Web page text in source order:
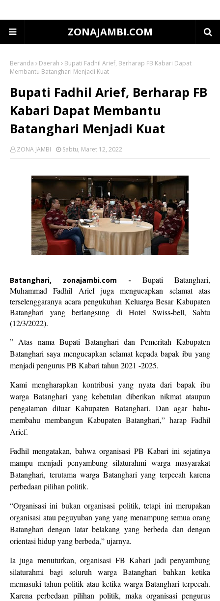
ZONAJAMBI.COM
Beranda Daerah
Bupati Fadhil Arief, Berharap FB Kabari Dapat
Membantu Batanghari Menjadi Kuat
Bupati Fadhil Arief, Berharap FB
Kabari Dapat Membantu
Batanghari Menjadi Kuat
ZONA JAMBI Sabtu, Maret 12, 2022
Batanghari, zonajambi.com - Bupati Batanghari,
Muhammad Fadhil Arief juga mengucapkan selamat atas
terselenggaranya acara pengukuhan Keluarga Besar Kabupaten
Batanghari yang berlangsung di Hotel Swiss-bell, Sabtu
(12/3/2022).
” Atas nama Bupati Batanghari dan Pemeritah Kabupaten
Batanghari saya mengucapkan selamat kepada bapak ibu yang
menjadi pengurus PB Kabari tahun 2021 -2025.
Kami mengharapkan kontribusi yang nyata dari bapak ibu
warga Batanghari yang kebetulan diberikan nikmat ataupun
pengalaman diluar Kabupaten Batanghari. Dan agar bahu-
membahu membangun Kabupaten Batanghari,” harap Fadhil
Arief.
Fadhil mengatakan, bahwa organisasi PB Kabari ini sejatinya
mampu menjadi penyambung silaturahmi warga masyarakat
Batanghari, terutama warga Batanghari yang terpecah karena
perbedaan pilihan politik.
“Organisasi ini bukan organisasi politik, tetapi ini merupakan
organisasi atau peguyuban yang yang menampung semua orang
Batanghari dengan latar belakang yang berbeda dan dengan
orientasi hidup yang berbeda,” ujarnya.
Ia juga menuturkan, organisasi FB Kabari jadi penyambung
silaturahmi bagi seluruh warga Batanghari bahkan ketika
memasuki tahun politik atau ketika warga Batanghari terpecah.
Karena perbedaan pilihan politik, maka organisasi pengurus